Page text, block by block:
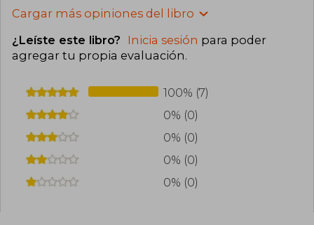
Cargar más opiniones del libro
¿Leíste este libro? Inicia sesión para poder
agregar tu propia evaluación.
100% (7)
0% (0)
0% (0)
0% (0)
0% (0)